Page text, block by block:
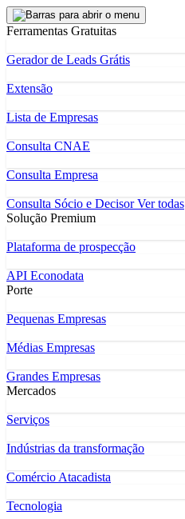
Ferramentas Gratuitas
Gerador de Leads Grátis
Extensão
Lista de Empresas
Consulta CNAE
Consulta Empresa
Consulta Sócio e DecisorVer todas
Solução Premium
Plataforma de prospecção
API Econodata
Porte
Pequenas Empresas
Médias Empresas
Grandes Empresas
Mercados
Serviços
Indústrias da transformação
Comércio Atacadista
Tecnologia